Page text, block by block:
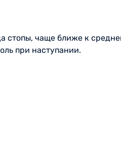
стопы, чаще ближе к
при наступании.